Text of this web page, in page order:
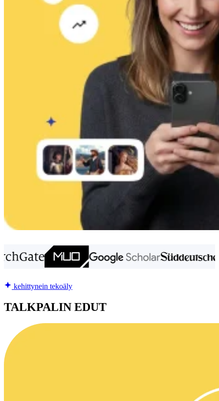
kehittynein tekoäly
TALKPALIN EDUT